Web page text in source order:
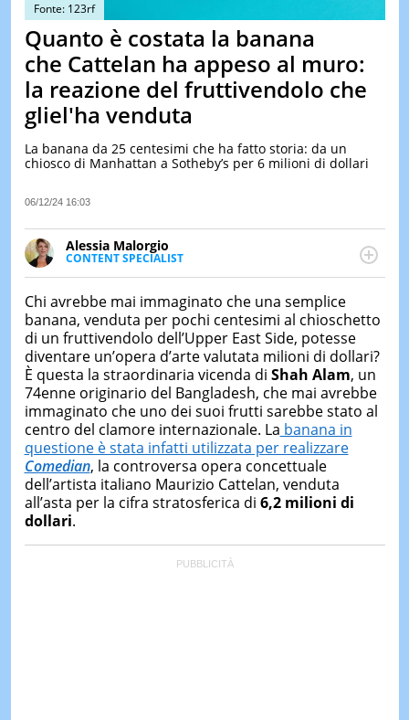
TEST
OGGI
DI
Fonte: 123rf
Quanto è costata la banana
che Cattelan ha appeso al muro:
la reazione del fruttivendolo che
gliel'ha venduta
La banana da 25 centesimi che ha fatto storia: da un
chiosco di Manhattan a Sotheby’s per 6 milioni di dollari
06/12/24 16:03
Alessia Malorgio
CONTENT SPECIALIST
Ha conseguito un Master in Marketing Management
occupa della creazione di contenuti in ottica SEO e
dello sviluppo di strategie marketing attraverso
canali digitali.
Chi avrebbe mai immaginato che una semplice
banana, venduta per pochi centesimi al chioschetto
di un fruttivendolo dell’Upper East Side, potesse
diventare un’opera d’arte valutata milioni di dollari?
È questa la straordinaria vicenda di Shah Alam, un
74enne originario del Bangladesh, che mai avrebbe
immaginato che uno dei suoi frutti sarebbe stato al
centro del clamore internazionale. La banana in
questione è stata infatti utilizzata per realizzare
Comedian, la controversa opera concettuale
dell’artista italiano Maurizio Cattelan, venduta
all’asta per la cifra stratosferica di 6,2 milioni di
dollari.